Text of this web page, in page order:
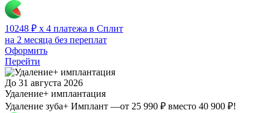
10248 ₽ x 4 платежа в Сплит
на 2 месяца без переплат
Оформить
Перейти
До 31 августа 2026
Удаление+ имплантация
Удаление зуба+ Имплант —от 25 990 ₽ вместо 40 900 ₽!